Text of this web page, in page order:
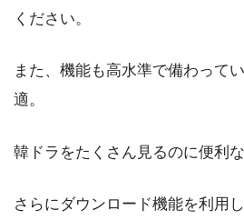
ください。
また、機能も高水準で備わって
適。
韓ドラをたくさん見るのに便利な
さらにダウンロード機能を利用